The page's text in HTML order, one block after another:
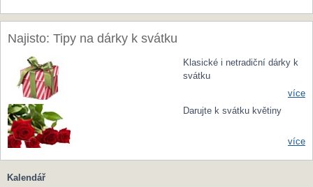
Najisto: Tipy na dárky k svátku
Klasické i netradiční dárky k
svátku
více
Darujte k svátku květiny
více
Kalendář